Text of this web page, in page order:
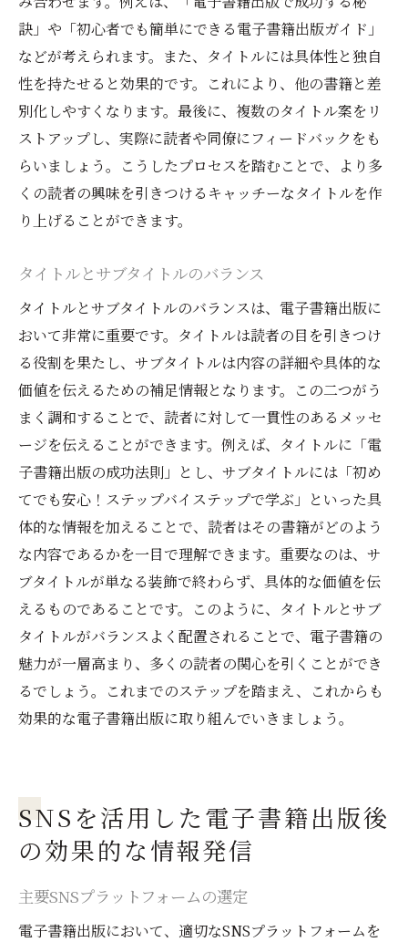
訣」や「初心者でも簡単にできる電子書籍出版ガイド」
などが考えられます。また、タイトルには具体性と独自
性を持たせると効果的です。これにより、他の書籍と差
別化しやすくなります。最後に、複数のタイトル案をリ
ストアップし、実際に読者や同僚にフィードバックをも
らいましょう。こうしたプロセスを踏むことで、より多
くの読者の興味を引きつけるキャッチーなタイトルを作
り上げることができます。
タイトルとサブタイトルのバランス
タイトルとサブタイトルのバランスは、電子書籍出版に
おいて非常に重要です。タイトルは読者の目を引きつけ
る役割を果たし、サブタイトルは内容の詳細や具体的な
価値を伝えるための補足情報となります。この二つがう
まく調和することで、読者に対して一貫性のあるメッセ
ージを伝えることができます。例えば、タイトルに「電
子書籍出版の成功法則」とし、サブタイトルには「初め
てでも安心！ステップバイステップで学ぶ」といった具
体的な情報を加えることで、読者はその書籍がどのよう
な内容であるかを一目で理解できます。重要なのは、サ
ブタイトルが単なる装飾で終わらず、具体的な価値を伝
えるものであることです。このように、タイトルとサブ
タイトルがバランスよく配置されることで、電子書籍の
魅力が一層高まり、多くの読者の関心を引くことができ
るでしょう。これまでのステップを踏まえ、これからも
効果的な電子書籍出版に取り組んでいきましょう。
SNSを活用した電子書籍出版後
の効果的な情報発信
主要SNSプラットフォームの選定
電子書籍出版において、適切なSNSプラットフォームを